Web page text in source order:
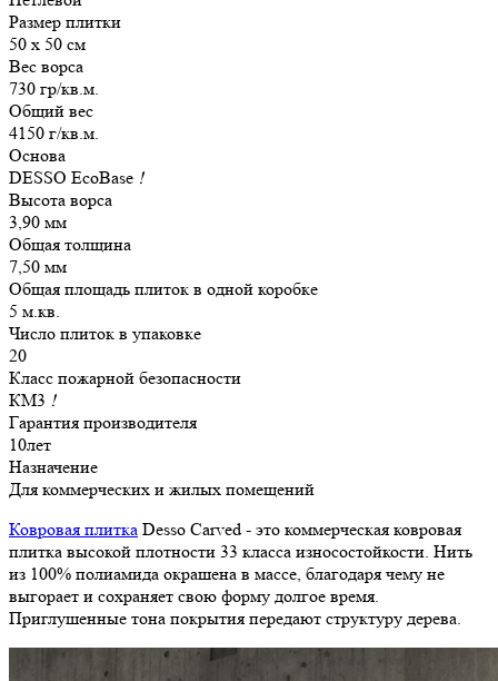
Размер плитки
50 х 50 см
Вес ворса
730 гр/кв.м.
Общий вес
4150 г/кв.м.
Основа
DESSO EcoBase !
Высота ворса
3,90 мм
Общая толщина
7,50 мм
Общая площадь плиток в одной коробке
5 м.кв.
Число плиток в упаковке
20
Класс пожарной безопасности
КМ3 !
Гарантия производителя
10лет
Назначение
Для коммерческих и жилых помещений
Ковровая плитка Desso Carved - это коммерческая ковровая
плитка высокой плотности 33 класса износостойкости. Нить
из 100% полиамида окрашена в массе, благодаря чему не
выгорает и сохраняет свою форму долгое время.
Приглушенные тона покрытия передают структуру дерева.